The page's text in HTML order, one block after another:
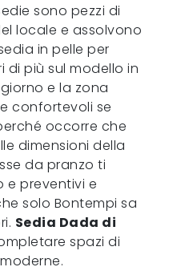
sono pezzi di
locale e assolvono
in pelle per
di più sul modello in
e la zona
confortevoli se
occorre che
dimensioni della
da pranzo ti
preventivi e
solo Bontempi sa
Sedia Dada di
spazi di